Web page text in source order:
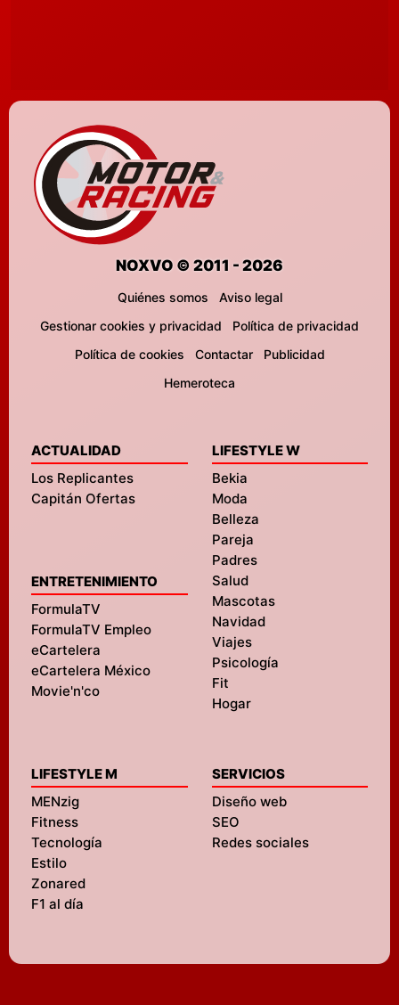
NOXVO © 2011 - 2026
Quiénes somos
Aviso legal
Gestionar cookies y privacidad
Política de privacidad
Política de cookies
Contactar
Publicidad
Hemeroteca
ACTUALIDAD
Los Replicantes
Capitán Ofertas
ENTRETENIMIENTO
FormulaTV
FormulaTV Empleo
eCartelera
eCartelera México
Movie'n'co
LIFESTYLE W
Bekia
Moda
Belleza
Pareja
Padres
Salud
Mascotas
Navidad
Viajes
Psicología
Fit
Hogar
LIFESTYLE M
MENzig
Fitness
Tecnología
Estilo
Zonared
F1 al día
SERVICIOS
Diseño web
SEO
Redes sociales